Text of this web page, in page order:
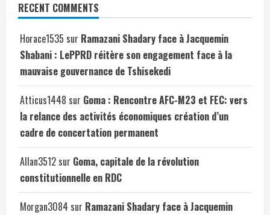
RECENT COMMENTS
Horace1535 sur Ramazani Shadary face à Jacquemin
Shabani : LePPRD réitère son engagement face à la
mauvaise gouvernance de Tshisekedi
Atticus1448 sur Goma : Rencontre AFC-M23 et FEC: vers
la relance des activités économiques création d’un
cadre de concertation permanent
Allan3512 sur Goma, capitale de la révolution
constitutionnelle en RDC
Morgan3084 sur Ramazani Shadary face à Jacquemin